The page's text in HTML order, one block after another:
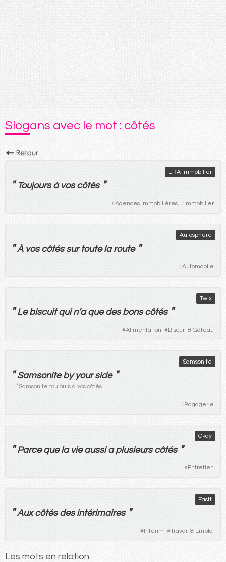
Slogans avec le mot : côtés
ERA Immobilier
" Toujours à vos côtés "
#Agences immobilières #Immobilier
Autosphere
" À vos côtés sur toute la route "
#Automobile
Twix
" Le biscuit quin’a que des bons côtés "
#Alimentation #Biscuit & Gâteau
Samsonite
"Samsonite by your side "
*Samsonite toujours à vos côtés
#Bagagerie
Okay
" Parce quela vie aussi a plusieurs côtés "
#Entretien
Fastt
" Aux côtés des intérimaires "
#Intérim #Travail & Emploi
Les mots en relation